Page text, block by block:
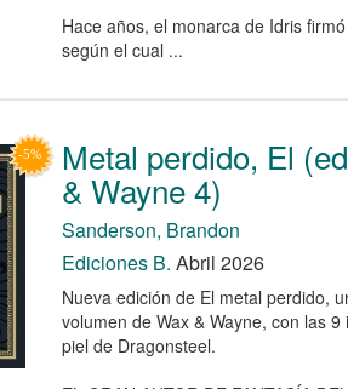
Hace años, el monarca de Idris
según el cual ...
Metal perdido, El
& Wayne 4)
Sanderson, Brandon
Ediciones B. Abril 2026
Nueva edición de El metal perdido,
volumen de Wax & Wayne, con las
piel de Dragonsteel.